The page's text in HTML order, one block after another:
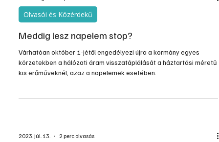
Olvasói és Közérdekű
Meddig lesz napelem stop?
Várhatóan október 1-jétől engedélyezi újra a kormány egyes
körzetekben a hálózati áram visszatáplálását a háztartási méretű
kis erőműveknél, azaz a napelemek esetében.
2023. júl. 13. 2 perc olvasás